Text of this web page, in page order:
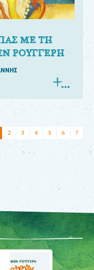
ΜΕ ΤΗ
ΡΟΥΓΓΕΡΗ
2 3 4 5 6 7